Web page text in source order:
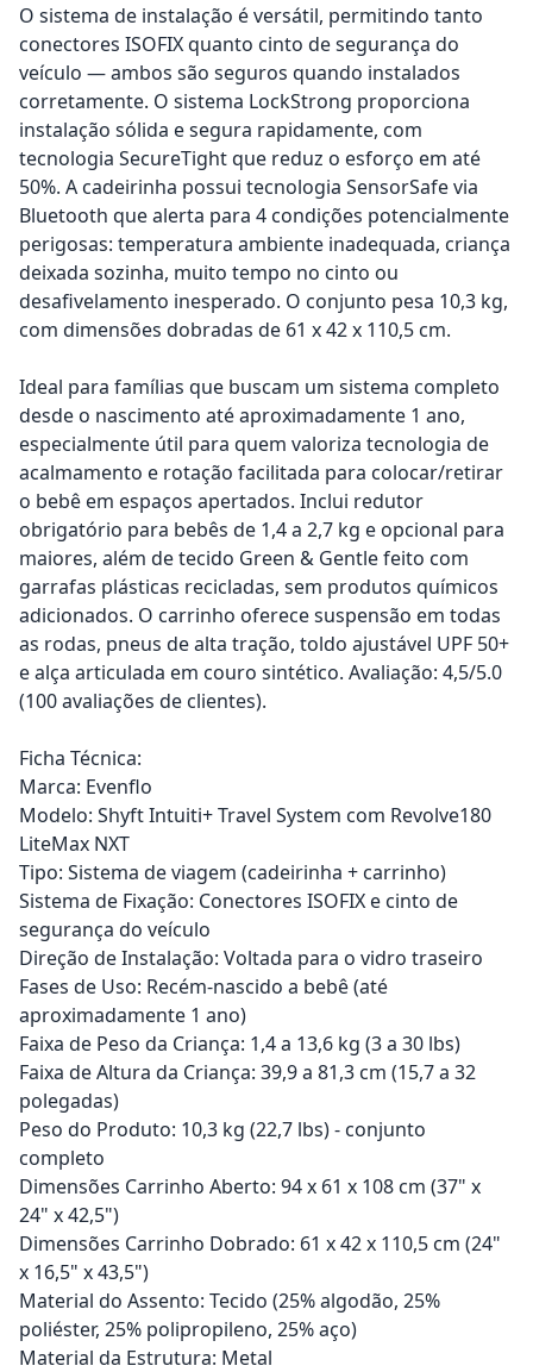
O sistema de instalação é versátil, permitindo tanto
conectores ISOFIX quanto cinto de segurança do
veículo — ambos são seguros quando instalados
corretamente. O sistema LockStrong proporciona
instalação sólida e segura rapidamente, com
tecnologia SecureTight que reduz o esforço em até
50%. A cadeirinha possui tecnologia SensorSafe via
Bluetooth que alerta para 4 condições potencialmente
perigosas: temperatura ambiente inadequada, criança
deixada sozinha, muito tempo no cinto ou
desafivelamento inesperado. O conjunto pesa 10,3 kg,
com dimensões dobradas de 61 x 42 x 110,5 cm.
Ideal para famílias que buscam um sistema completo
desde o nascimento até aproximadamente 1 ano,
especialmente útil para quem valoriza tecnologia de
acalmamento e rotação facilitada para colocar/retirar
o bebê em espaços apertados. Inclui redutor
obrigatório para bebês de 1,4 a 2,7 kg e opcional para
maiores, além de tecido Green & Gentle feito com
garrafas plásticas recicladas, sem produtos químicos
adicionados. O carrinho oferece suspensão em todas
as rodas, pneus de alta tração, toldo ajustável UPF 50+
e alça articulada em couro sintético. Avaliação: 4,5/5.0
(100 avaliações de clientes).
Ficha Técnica:
Marca: Evenflo
Modelo: Shyft Intuiti+ Travel System com Revolve180
LiteMax NXT
Tipo: Sistema de viagem (cadeirinha + carrinho)
Sistema de Fixação: Conectores ISOFIX e cinto de
segurança do veículo
Direção de Instalação: Voltada para o vidro traseiro
Fases de Uso: Recém-nascido a bebê (até
aproximadamente 1 ano)
Faixa de Peso da Criança: 1,4 a 13,6 kg (3 a 30 lbs)
Faixa de Altura da Criança: 39,9 a 81,3 cm (15,7 a 32
polegadas)
Peso do Produto: 10,3 kg (22,7 lbs) - conjunto
completo
Dimensões Carrinho Aberto: 94 x 61 x 108 cm (37" x
24" x 42,5")
Dimensões Carrinho Dobrado: 61 x 42 x 110,5 cm (24"
x 16,5" x 43,5")
Material do Assento: Tecido (25% algodão, 25%
poliéster, 25% polipropileno, 25% aço)
Material da Estrutura: Metal